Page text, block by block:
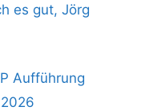
es gut, Jörg
Aufführung